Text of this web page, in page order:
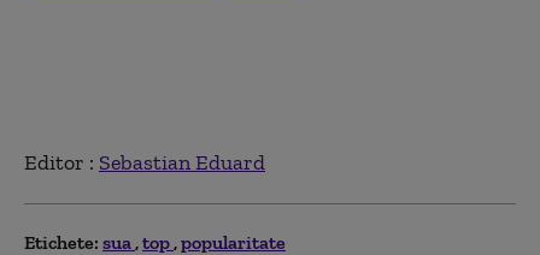
Editor : Sebastian Eduard
Etichete: sua top popularitate